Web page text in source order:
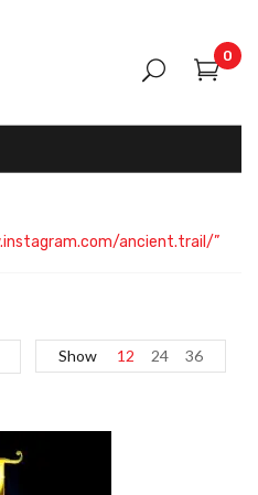
0
ancient.trail/”
Show 12 24 36